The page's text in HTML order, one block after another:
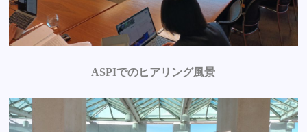
ASPIでのヒアリング風景